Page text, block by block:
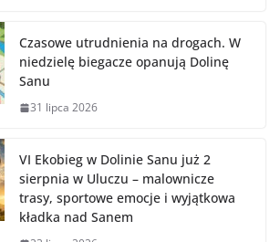
Czasowe utrudnienia na drogach. W
niedzielę biegacze opanują Dolinę
Sanu
31 lipca 2026
VI Ekobieg w Dolinie Sanu już 2
sierpnia w Uluczu – malownicze
trasy, sportowe emocje i wyjątkowa
kładka nad Sanem